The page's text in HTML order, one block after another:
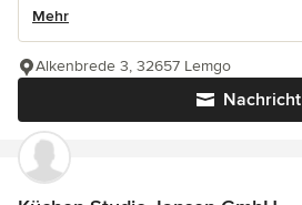
Mehr
Nachricht
Alkenbrede 3, 32657 Lemgo